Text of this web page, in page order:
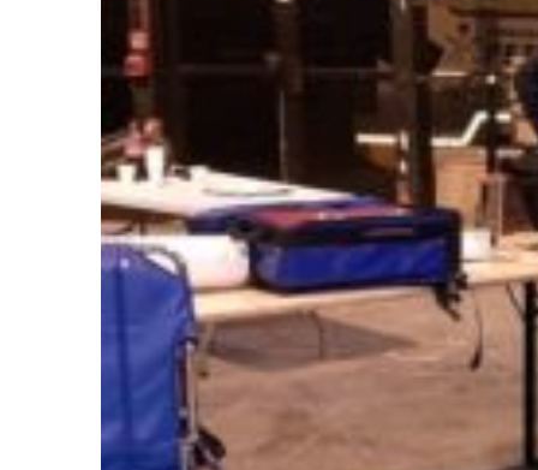
Lieu de prise de rendez-vous :
Domicile
Hôpitaux
Liste des hôpitaux pour la prise de rendez-
vous :
Sélectionner votre hôpital :
Mode de transport :
Ambulance